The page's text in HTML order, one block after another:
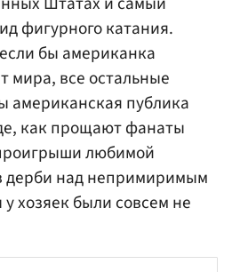
фигурного катания.
бы американка
мира, все остальные
американская публика
как прощают фанаты
любимой
дерби над непримиримым
хозяек были совсем не